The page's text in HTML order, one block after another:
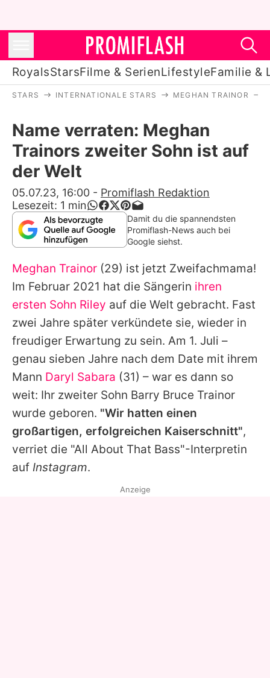
RoyalsStarsFilme & SerienLifestyleFamilie &
Stars
Filme & Serien
Lifestyle
Familie & Liebe
Promiflash Exklusiv
Alle Themen auf Promiflash
Jobs
App runterladen
Team
Redaktionelle Richtlinien
Impressum
Datenschutzerklärung
Utiq verwalten
STARS INTERNATIONALE STARS MEGHAN TRAINOR
Name verraten: Meghan
Trainors zweiter Sohn ist auf
der Welt
05.07.23, 16:00 - Promiflash Redaktion
Lesezeit: 1 min
Damit du die spannendsten
Promiflash-News auch bei
Google siehst.
Meghan Trainor (29) ist jetzt Zweifachmama!
Im Februar 2021 hat die Sängerin ihren
ersten Sohn Riley auf die Welt gebracht. Fast
zwei Jahre später verkündete sie, wieder in
freudiger Erwartung zu sein. Am 1. Juli –
genau sieben Jahre nach dem Date mit ihrem
Mann Daryl Sabara (31) – war es dann so
weit: Ihr zweiter Sohn Barry Bruce Trainor
wurde geboren. "Wir hatten einen
großartigen, erfolgreichen Kaiserschnitt",
verriet die "All About That Bass"-Interpretin
auf Instagram.
Anzeige